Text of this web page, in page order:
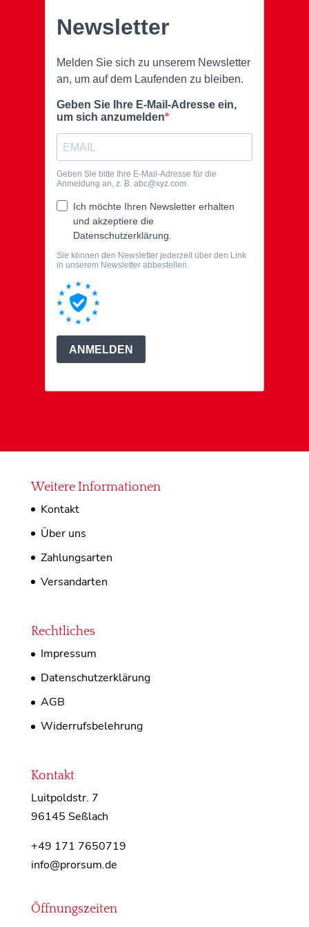
Weitere Informationen
Kontakt
Über uns
Zahlungsarten
Versandarten
Rechtliches
Impressum
Datenschutzerklärung
AGB
Widerrufsbelehrung
Kontakt
Luitpoldstr. 7
96145 Seßlach
+49 171 7650719
info@prorsum.de
Öffnungszeiten